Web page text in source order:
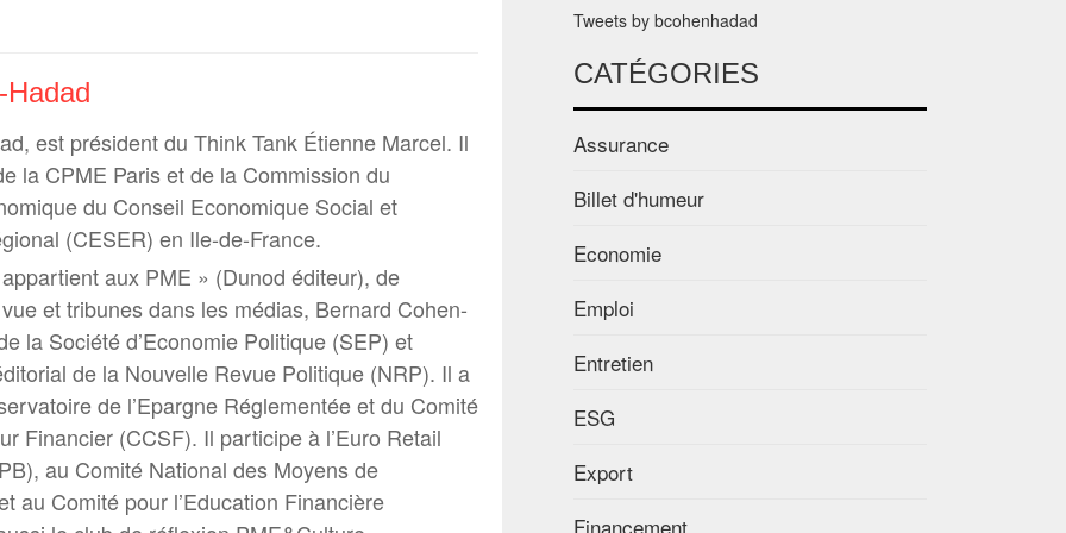
est président du Think Tank Étienne Marcel. Il
la CPME Paris et de la Commission du
du Conseil Economique Social et
(CESER) en Ile-de-France.
aux PME » (Dunod éditeur), de
et tribunes dans les médias, Bernard Cohen-
la Société d’Economie Politique (SEP) et
de la Nouvelle Revue Politique (NRP). Il a
de l’Epargne Réglementée et du Comité
Financier (CCSF). Il participe à l’Euro Retail
au Comité National des Moyens de
au Comité pour l’Education Financière
Tweets by bcohenhadad
CATÉGORIES
Assurance
Billet d'humeur
Economie
Emploi
Entretien
ESG
Export
Financement